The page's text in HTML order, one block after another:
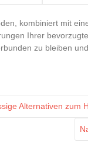
kombiniert mit
Ihrer
zu bleiben
Alternativen zum